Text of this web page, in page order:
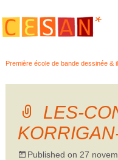
Première école de bande dessinée &
au
LES-
Published on 27